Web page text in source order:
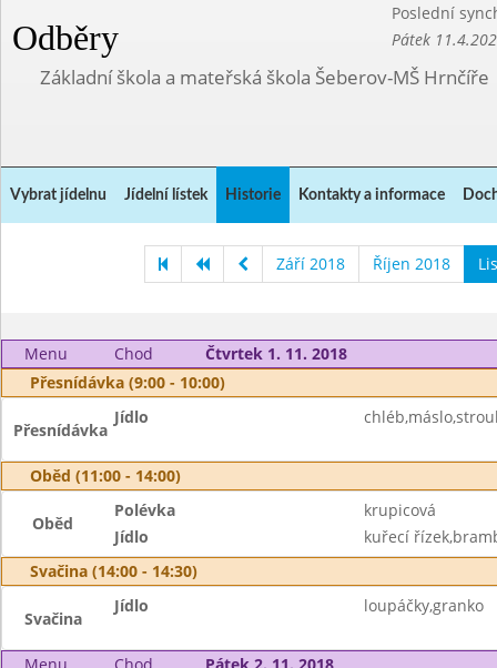
Odběry
Poslední
Pátek
Základní škola a mateřská škola Šeberov-MŠ Hrnčíře
Vybrat jídelnu Jídelní lístek Historie Kontakty a informace
Září 2018 Říjen 2018
Menu Chod
Čtvrtek 1. 11. 2018
Přesnídávka (9:00 - 10:00)
Přesnídávka
Jídlo
Oběd (11:00 - 14:00)
Oběd
Polévka
krupicová
Jídlo
kuřecí
Svačina (14:00 - 14:30)
Svačina
Jídlo loupáčky,granko